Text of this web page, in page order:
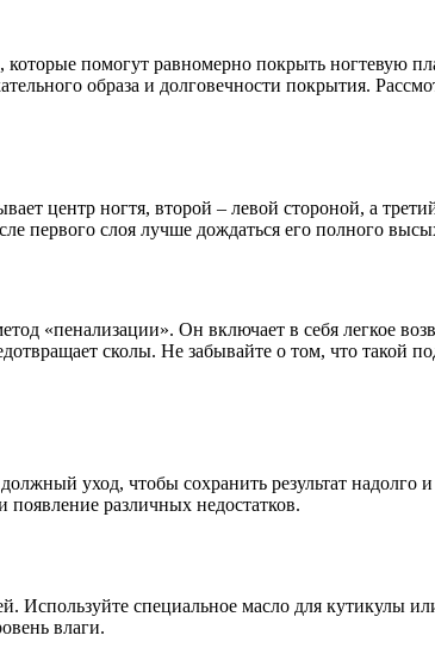
помогут равномерно покрыть ногтевую
образа и долговечности покрытия.
центр ногтя, второй – левой стороной, а
первого слоя лучше дождаться его полного
«пенализации». Он включает в себя легкое
сколы. Не забывайте о том, что такой
уход, чтобы сохранить результат надолго
появление различных недостатков.
Используйте специальное масло для кутикулы
влаги.